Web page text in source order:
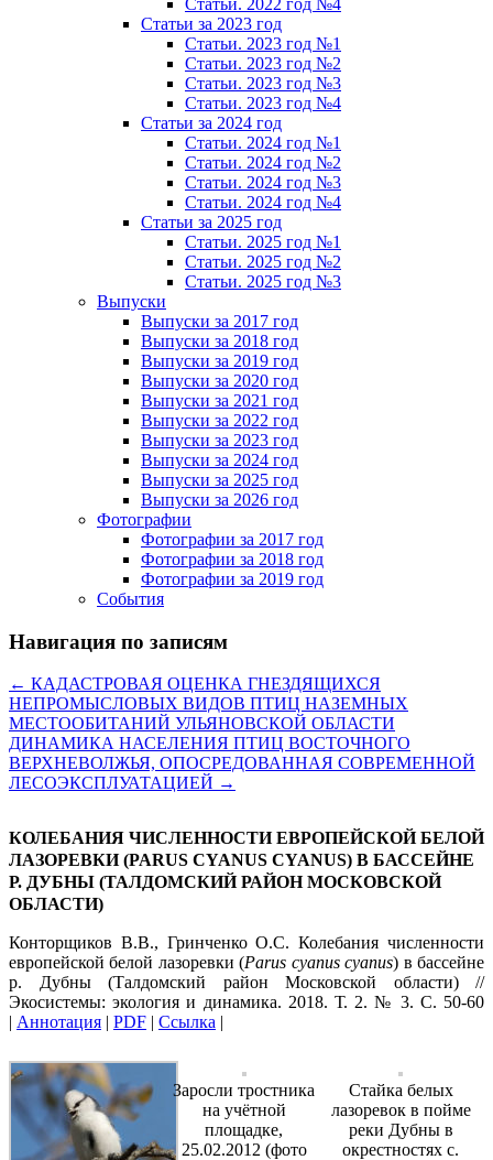
Статьи за 2023 год
Статьи. 2023 год №1
Статьи. 2023 год №2
Статьи. 2023 год №3
Статьи. 2023 год №4
Статьи за 2024 год
Статьи. 2024 год №1
Статьи. 2024 год №2
Статьи. 2024 год №3
Статьи. 2024 год №4
Статьи за 2025 год
Статьи. 2025 год №1
Статьи. 2025 год №2
Статьи. 2025 год №3
Выпуски
Выпуски за 2017 год
Выпуски за 2018 год
Выпуски за 2019 год
Выпуски за 2020 год
Выпуски за 2021 год
Выпуски за 2022 год
Выпуски за 2023 год
Выпуски за 2024 год
Выпуски за 2025 год
Выпуски за 2026 год
Фотографии
Фотографии за 2017 год
Фотографии за 2018 год
Фотографии за 2019 год
События
Навигация по записям
← КАДАСТРОВАЯ ОЦЕНКА ГНЕЗДЯЩИХСЯ
НЕПРОМЫСЛОВЫХ ВИДОВ ПТИЦ НАЗЕМНЫХ
МЕСТООБИТАНИЙ УЛЬЯНОВСКОЙ ОБЛАСТИ
ДИНАМИКА НАСЕЛЕНИЯ ПТИЦ ВОСТОЧНОГО
ВЕРХНЕВОЛЖЬЯ, ОПОСРЕДОВАННАЯ СОВРЕМЕННОЙ
ЛЕСОЭКСПЛУАТАЦИЕЙ →
КОЛЕБАНИЯ ЧИСЛЕННОСТИ ЕВРОПЕЙСКОЙ БЕЛОЙ
ЛАЗОРЕВКИ (PARUS CYANUS CYANUS) В БАССЕЙНЕ
Р. ДУБНЫ (ТАЛДОМСКИЙ РАЙОН МОСКОВСКОЙ
ОБЛАСТИ)
Конторщиков В.В., Гринченко О.С. Колебания численности
европейской белой лазоревки (Parus cyanus cyanus) в бассейне
р. Дубны (Талдомский район Московской области) //
Экосистемы: экология и динамика. 2018. Т. 2. № 3. С. 50-60
Аннотация PDF Ссылка
Заросли тростника
на учётной
площадке,
25.02.2012 (фото
Стайка белых
лазоревок в пойме
реки Дубны в
окрестностях с.